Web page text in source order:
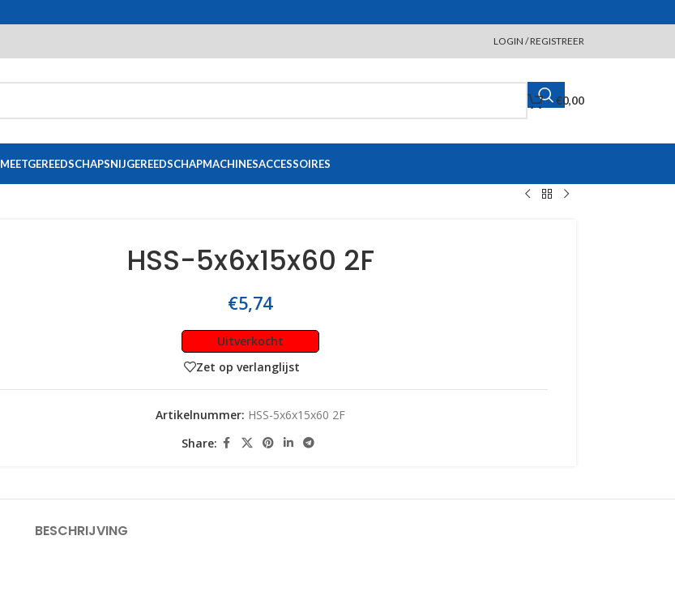
LOGIN / REGISTREER
€0,00
MEETGEREEDSCHAPSNIJGEREEDSCHAPMACHINESACCESSOIRES
HSS-5x6x15x60 2F
€5,74
Uitverkocht
Zet op verlanglijst
Artikelnummer: HSS-5x6x15x60 2F
Share:
BESCHRIJVING